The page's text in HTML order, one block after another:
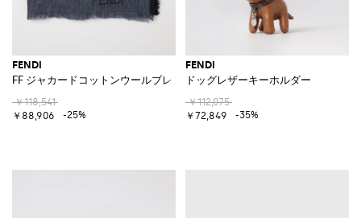
FENDI
FF ジャカードコットンウールブレンドショール
￥118,541
￥88,906
-25%
FENDI
ドッグレザーキーホルダー
￥112,075
￥72,849
-35%